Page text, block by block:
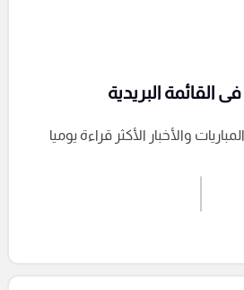
إرسال تعليق
القائمة البريدية
والأخبار الأكثر قراءة يوميا